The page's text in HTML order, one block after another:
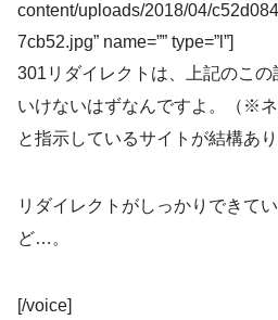
content/uploads/2018/04/
7cb52.jpg” name=”” type=”l”]
301リダイレクトは、上記のこの
いけないはずなんですよ。（※
と指示しているサイトが結構あり
リダイレクトがしっかりできて
ど…。
[/voice]